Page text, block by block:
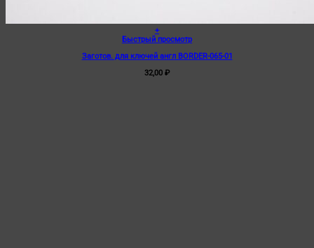
+
Быстрый просмотр
Заготов. для ключей англ BORDER-065-01
32,00 ₽